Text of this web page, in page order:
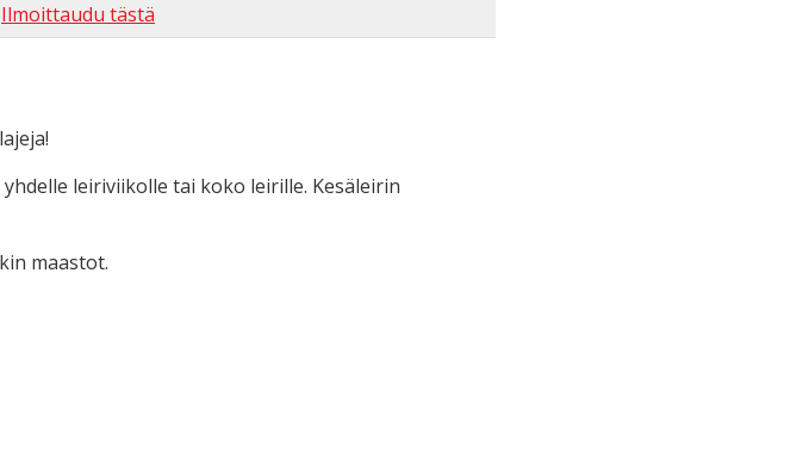
Ilmoittaudu tästä
leiriviikolle tai koko leirille. Kesäleirin
maastot.